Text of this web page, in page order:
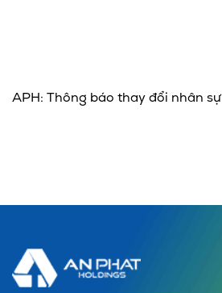
APH: Thông báo thay đổi nhân sự